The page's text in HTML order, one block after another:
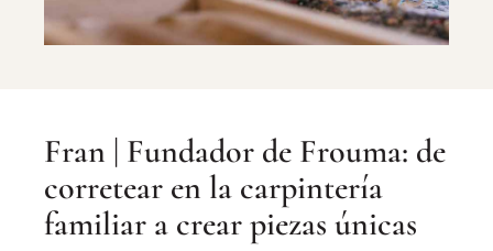
Fran | Fundador de Frouma: de
corretear en la carpintería
familiar a crear piezas únicas